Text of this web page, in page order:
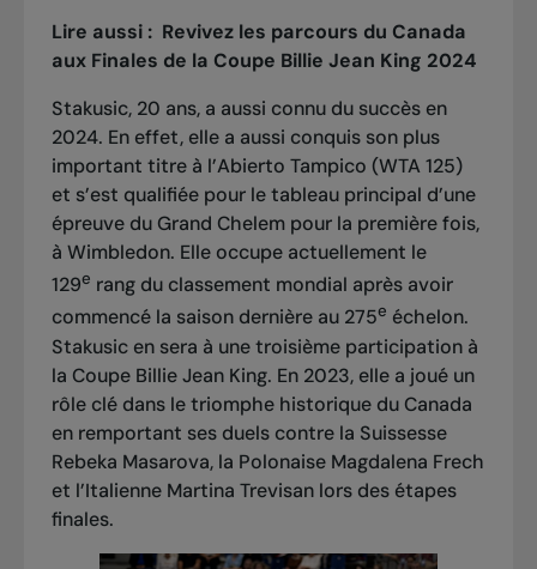
Lire aussi : Revivez les parcours du Canada
aux Finales de la Coupe Billie Jean King 2024
Stakusic, 20 ans, a aussi connu du succès en
2024. En effet, elle a aussi conquis son plus
important titre à l’Abierto Tampico (WTA 125)
et s’est qualifiée pour le tableau principal d’une
épreuve du Grand Chelem pour la première fois,
à Wimbledon. Elle occupe actuellement le
129e rang du classement mondial après avoir
commencé la saison dernière au 275e échelon.
Stakusic en sera à une troisième participation à
la Coupe Billie Jean King. En 2023, elle a joué un
rôle clé dans le triomphe historique du Canada
en remportant ses duels contre la Suissesse
Rebeka Masarova, la Polonaise Magdalena Frech
et l’Italienne Martina Trevisan lors des étapes
finales.